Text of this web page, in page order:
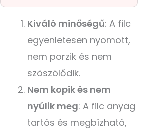
Kiváló minőségű: A filc
egyenletesen nyomott,
nem porzik és nem
szöszölődik.
Nem kopik és nem
nyúlik meg: A filc anyag
tartós és megbízható,